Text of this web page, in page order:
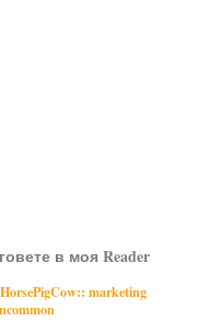
в моя Reader
marketing